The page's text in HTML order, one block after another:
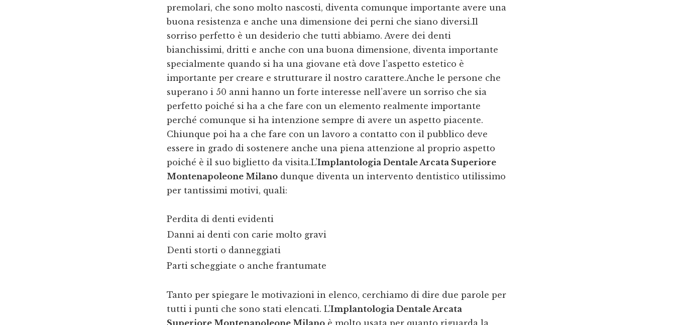
premolari, che sono molto nascosti, diventa comunque importante avere una
buona resistenza e anche una dimensione dei perni che siano diversi.Il
sorriso perfetto è un desiderio che tutti abbiamo. Avere dei denti
bianchissimi, dritti e anche con una buona dimensione, diventa importante
specialmente quando si ha una giovane età dove l’aspetto estetico è
importante per creare e strutturare il nostro carattere.Anche le persone che
superano i 50 anni hanno un forte interesse nell’avere un sorriso che sia
perfetto poiché si ha a che fare con un elemento realmente importante
perché comunque si ha intenzione sempre di avere un aspetto piacente.
Chiunque poi ha a che fare con un lavoro a contatto con il pubblico deve
essere in grado di sostenere anche una piena attenzione al proprio aspetto
poiché è il suo biglietto da visita.L’Implantologia Dentale Arcata Superiore
Montenapoleone Milano dunque diventa un intervento dentistico utilissimo
per tantissimi motivi, quali:
Perdita di denti evidenti
Danni ai denti con carie molto gravi
Denti storti o danneggiati
Parti scheggiate o anche frantumate
Tanto per spiegare le motivazioni in elenco, cerchiamo di dire due parole per
tutti i punti che sono stati elencati. L’Implantologia Dentale Arcata
Superiore Montenapoleone Milano è molto usata per quanto riguarda la